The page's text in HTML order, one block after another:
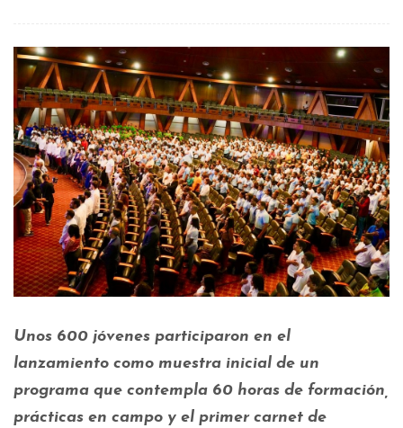
Unos 600 jóvenes participaron en el
lanzamiento como muestra inicial de un
programa que contempla 60 horas de formación,
prácticas en campo y el primer carnet de